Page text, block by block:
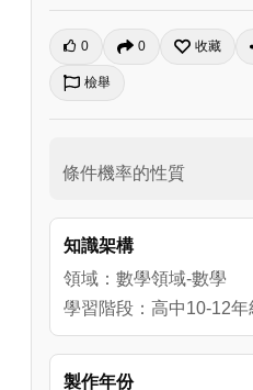
0 0 收藏
檢舉
條件機率的性質
知識架構
領域：數學領域-數學
學習階段：高中10-12年
製作年份